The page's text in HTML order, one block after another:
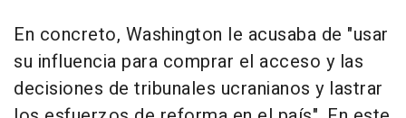
En concreto, Washington le acusaba de "usar
su influencia para comprar el acceso y las
decisiones de tribunales ucranianos y lastrar